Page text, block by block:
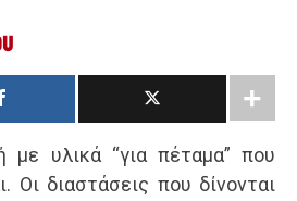
με υλικά “για πέταμα” που
Οι διαστάσεις που δίνονται